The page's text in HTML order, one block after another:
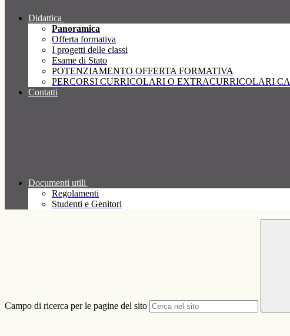
Didattica
Panoramica
Offerta formativa
I progetti delle classi
Esame di Stato
POTENZIAMENTO OFFERTA FORMATIVA
PERCORSI CURRICOLARI O EXTRACURRICOLARI
Contatti
Documenti utili
Regolamenti
Studenti e Genitori
Campo di ricerca per le pagine del sito